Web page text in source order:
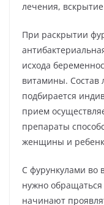
лечения,
При раскрытии
исхода
витамины. Состав
подбирается
прием
препараты
женщины и
С фурункулами во
нужно обращаться
начинают